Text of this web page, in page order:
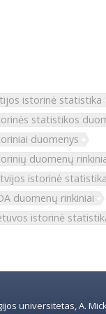
istorinė statistika
statistikos
duomenys
duomenų
istorinė statistika
duomenų rinkiniai
istorinė
universitetas, A.